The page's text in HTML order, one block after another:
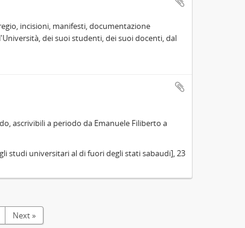
incisioni, manifesti, documentazione
dei suoi studenti, dei suoi docenti, dal
ascrivibili a periodo da Emanuele Filiberto a
studi universitari al di fuori degli stati sabaudi], 23
Next »